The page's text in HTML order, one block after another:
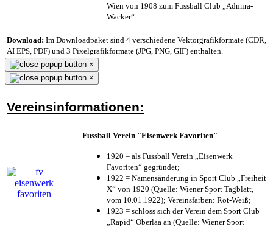
Wien von 1908 zum Fussball Club „Admira-
Wacker“
Download: Im Downloadpaket sind 4 verschiedene Vektorgrafikformate (CDR,
AI EPS, PDF) und 3 Pixelgrafikformate (JPG, PNG, GIF) enthalten.
×
×
Vereinsinformationen:
Fussball Verein "Eisenwerk Favoriten"
1920 = als Fussball Verein „Eisenwerk
Favoriten“ gegründet;
1922 = Namensänderung in Sport Club „Freiheit
X“ von 1920 (Quelle: Wiener Sport Tagblatt,
vom 10.01.1922); Vereinsfarben: Rot-Weiß;
1923 = schloss sich der Verein dem Sport Club
„Rapid“ Oberlaa an (Quelle: Wiener Sport